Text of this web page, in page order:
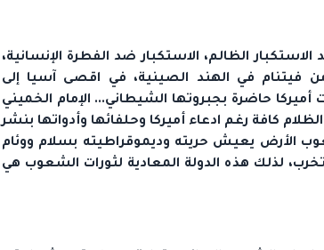
الظالم، الاستكبار ضد الفطرة الإنسانية،
في الهند الصينية، في اقصى آسيا إلى
حاضرة بجبروتها الشيطاني... الإمام الخميني
كافة رغم ادعاء أميركا وحلفائها وأدواتها بنشر
الأرض يعيش حريته وديموقراطيته بسلام ووئام
لذلك هذه الدولة المعادية لثورات الشعوب هي